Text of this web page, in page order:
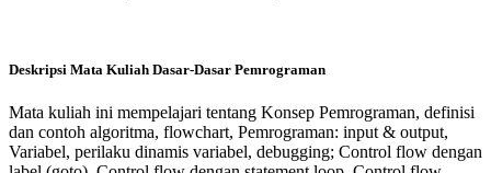
Deskripsi Mata Kuliah Dasar-Dasar Pemrograman
Mata kuliah ini mempelajari tentang Konsep Pemrograman, definisi
dan contoh algoritma, flowchart, Pemrograman: input & output,
Variabel, perilaku dinamis variabel, debugging; Control flow dengan